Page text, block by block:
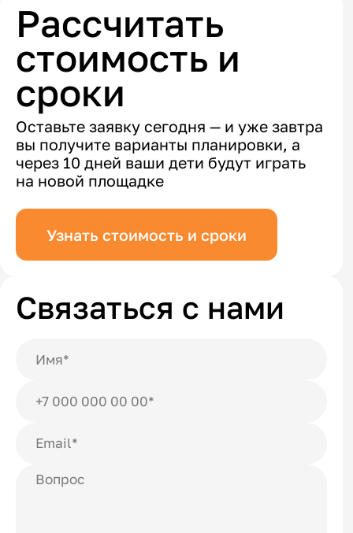
Рассчитать
стоимость и
сроки
Оставьте заявку сегодня — и уже завтра
вы получите варианты планировки, а
через 10 дней ваши дети будут играть
на новой площадке
Узнать стоимость и сроки
Связаться с нами